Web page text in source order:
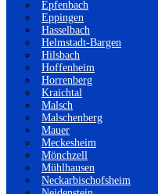
Epfenbach
Eppingen
Hasselbach
Helmstadt-Bargen
Hilsbach
Hoffenheim
Horrenberg
Kraichtal
Malsch
Malschenberg
Mauer
Meckesheim
Mönchzell
Mühlhausen
Neckarbischofsheim